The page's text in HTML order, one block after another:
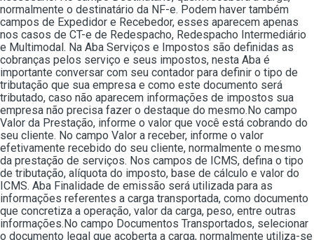
normalmente o destinatário da NF-e. Podem haver também
campos de Expedidor e Recebedor, esses aparecem apenas
nos casos de CT-e de Redespacho, Redespacho Intermediário
e Multimodal. Na Aba Serviços e Impostos são definidas as
cobranças pelos serviço e seus impostos, nesta Aba é
importante conversar com seu contador para definir o tipo de
tributação que sua empresa e como este documento será
tributado, caso não aparecem informações de impostos sua
empresa não precisa fazer o destaque do mesmo.No campo
Valor da Prestação, informe o valor que você está cobrando do
seu cliente. No campo Valor a receber, informe o valor
efetivamente recebido do seu cliente, normalmente o mesmo
da prestação de serviços. Nos campos de ICMS, defina o tipo
de tributação, alíquota do imposto, base de cálculo e valor do
ICMS. Aba Finalidade de emissão será utilizada para as
informações referentes a carga transportada, como documento
que concretiza a operação, valor da carga, peso, entre outras
informações.No campo Documentos Transportados, selecionar
o documento legal que acoberta a carga, normalmente utiliza-se